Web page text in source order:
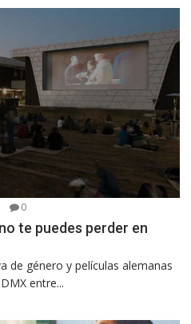
0
te puedes perder en
de género y películas alemanas
entre...